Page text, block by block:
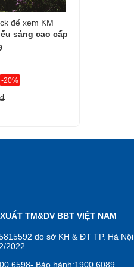
để xem KM
sáng cao cấp
-20%
TM&DV BBT VIỆT NAM
do sở KH & ĐT TP. Hà Nội
2022.
Bảo hành:1900.6089